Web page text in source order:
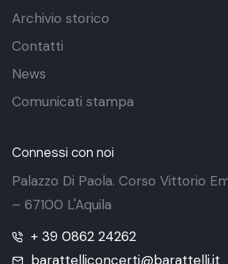
Archivio storico
Contatti
News
Comunicati stampa
Connessi con noi
Palazzo Di Paola. Corso Vittorio
– 67100 L'Aquila
+ 39 0862 24262
barattelliconcerti@barattelli.it